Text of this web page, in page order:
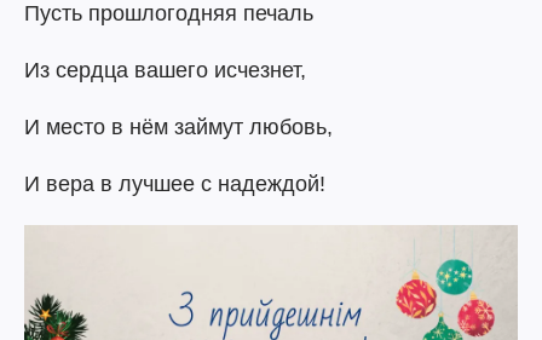
Пусть прошлогодняя печаль
Из сердца вашего исчезнет,
И место в нём займут любовь,
И вера в лучшее с надеждой!